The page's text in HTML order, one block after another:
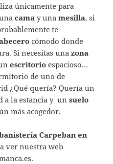
únicamente para
cama y una mesilla, si
te
cómodo donde
Si necesitas unazona
escritorio espacioso…
de uno de
¿Qué quería? Quería un
a la estancia y unsuelo
más acogedor.
Carpeban en
ver nuestra web